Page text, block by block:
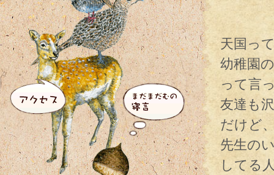
天国っ
幼稚園
って言
友達も
だけど
先生の
してる